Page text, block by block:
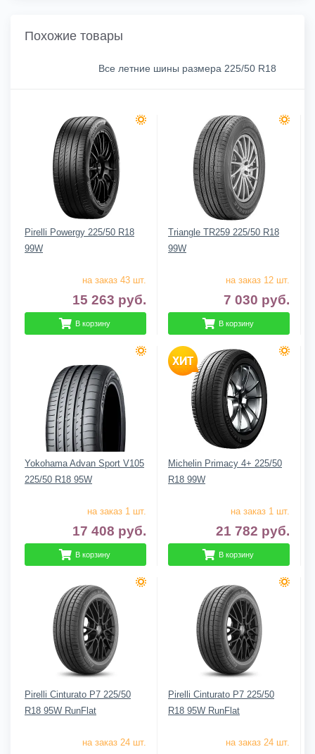
Похожие товары
Все летние шины размера 225/50 R18
Pirelli Powergy 225/50 R18
99W
на заказ 43 шт.
15 263 руб.
В корзину
Triangle TR259 225/50 R18
99W
на заказ 12 шт.
7 030 руб.
В корзину
Yokohama Advan Sport V105
225/50 R18 95W
на заказ 1 шт.
17 408 руб.
В корзину
Michelin Primacy 4+ 225/50
R18 99W
на заказ 1 шт.
21 782 руб.
В корзину
Pirelli Cinturato P7 225/50
R18 95W RunFlat
на заказ 24 шт.
Pirelli Cinturato P7 225/50
R18 95W RunFlat
на заказ 24 шт.